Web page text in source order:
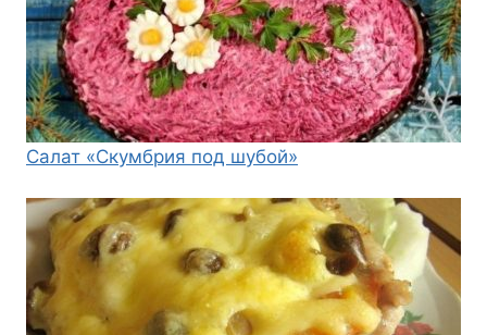
Салат «Скумбрия под шубой»